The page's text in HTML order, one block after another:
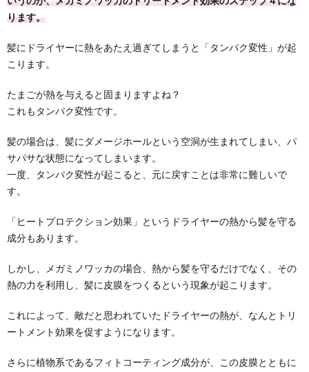
ります。
髪にドライヤーに熱をあたえ過ぎてしまうと「タンパク変性」が起
こります。
たまごが熱を与えると固まりますよね？
これもタンパク変性です。
髪の場合は、髪にダメージホールという空洞が生まれてしまい、パ
サパサな状態になってしまいます。
一度、タンパク変性が起こると、元に戻すことは非常に難しいで
す。
「ヒートプロテクション効果」というドライヤーの熱から髪を守る
成分もあります。
しかし、メガミノワッカの場合、熱から髪を守るだけでなく、その
熱の力を利用し、髪に皮膜をつくるという現象が起こります。
これによって、敵だと思われていたドライヤーの熱が、なんとトリ
ートメント効果を促すようになります。
さらに植物系であるフィトコーティング成分が、この皮膜とともに